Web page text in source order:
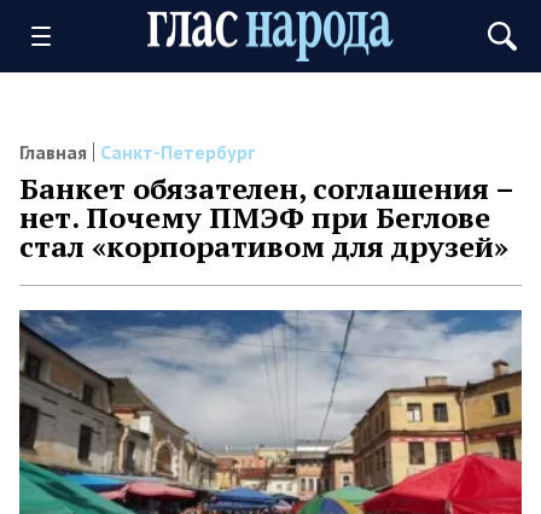
Главная Санкт-Петербург
Банкет обязателен, соглашения –
нет. Почему ПМЭФ при Беглове
стал «корпоративом для друзей»